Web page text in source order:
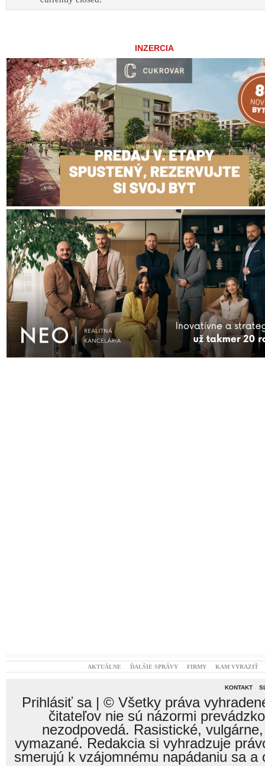
INZERCIA
AKTUÁLNE ĎALŠIE SPRÁVY FIRMY KAM VYRAZIŤ
KONTAKT
Prihlásiť sa| © Všetky práva
čitateľov nie sú názormi
nezodpovedá. Rasistické,
vymazané. Redakcia si vyhradzuje
smerujú k vzájomnému napádaniu sa